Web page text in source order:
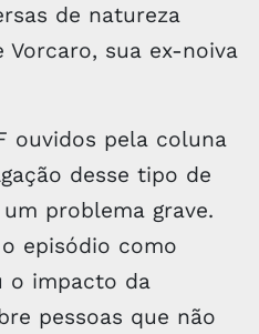
de natureza
sua ex-noiva
ouvidos pela coluna
desse tipo de
problema grave.
episódio como
o impacto da
pessoas que não